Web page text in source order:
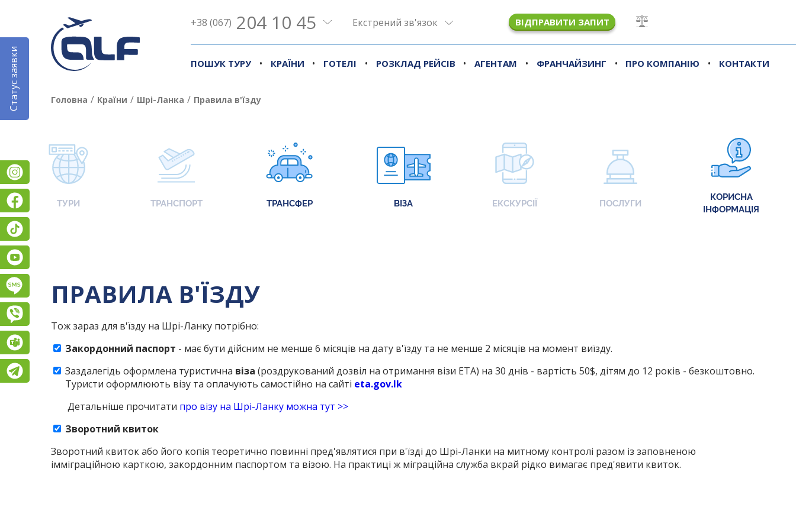
+38 (067) 204 10 45 Екстрений зв'язок ВІДПРАВИТИ ЗАПИТ
ПОШУК ТУРУ • КРАЇНИ • ГОТЕЛІ • РОЗКЛАД РЕЙСІВ • АГЕНТАМ • ФРАНЧАЙЗИНГ • ПРО КОМПАНІЮ • КОНТАКТИ
Статус заявки
Instagram
Facebook
Підписатися на SMS розсилку
Teams
Telegram
Головна / Країни / Шрі-Ланка / Правила в'їзду
ТУРИ ТРАНСПОРТ ТРАНСФЕР ВІЗА ЕКСКУРСІЇ ПОСЛУГИ
КОРИСНА
ІНФОРМАЦІЯ
ПРАВИЛА В'ЇЗДУ
Тож зараз для в'їзду на Шрі-Ланку потрібно:
Закордонний паспорт - має бути дійсним не менше 6 місяців на дату в'їзду та не менше 2 місяців на момент виїзду.
Заздалегідь оформлена туристична віза (роздрукований дозвіл на отримання візи ETA) на 30 днів - вартість 50$, дітям до 12 років - безкоштовно.
Туристи оформлюють візу та оплачують самостійно на сайті eta.gov.lk
Детальніше прочитати про візу на Шрі-Ланку можна тут >>
Зворотний квиток
Зворотний квиток або його копія теоретично повинні пред'являтися при в'їзді до Шрі-Ланки на митному контролі разом із заповненою
імміграційною карткою, закордонним паспортом та візою. На практиці ж міграційна служба вкрай рідко вимагає пред'явити квиток.